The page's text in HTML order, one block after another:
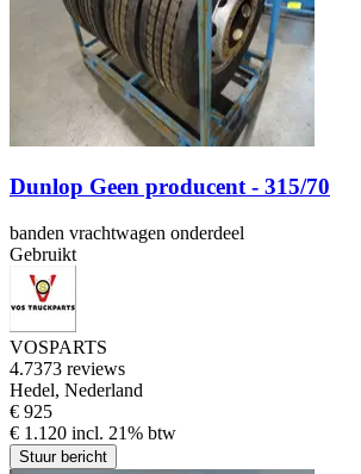
Dunlop Geen producent - 315/70
banden vrachtwagen onderdeel
Gebruikt
VOSPARTS
4.7373 reviews
Hedel, Nederland
€ 925
€ 1.120 incl. 21% btw
Stuur bericht